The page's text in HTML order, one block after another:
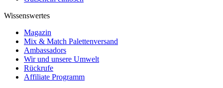
Wissenswertes
Magazin
Mix & Match Palettenversand
Ambassadors
Wir und unsere Umwelt
Rückrufe
Affiliate Programm